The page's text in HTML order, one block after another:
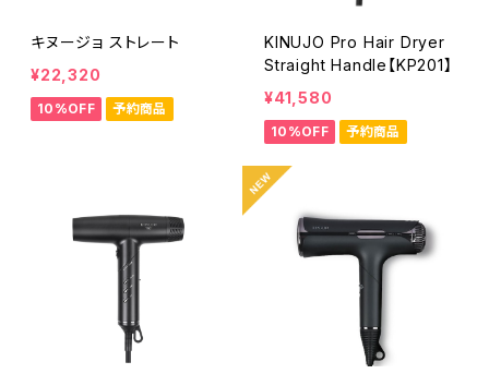
キヌージョ ストレート
¥22,320
10%OFF 予約商品
KINUJO Pro Hair Dryer
Straight Handle【KP201】
¥41,580
10%OFF 予約商品